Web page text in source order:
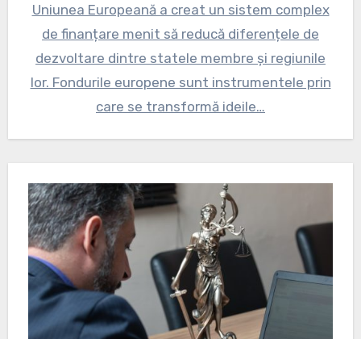
Uniunea Europeană a creat un sistem complex
de finanțare menit să reducă diferențele de
dezvoltare dintre statele membre și regiunile
lor. Fondurile europene sunt instrumentele prin
care se transformă ideile…